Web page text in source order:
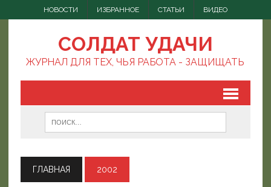
НОВОСТИ ИЗБРАННОЕ СТАТЬИ ВИДЕО
СОЛДАТ УДАЧИ
ЖУРНАЛ ДЛЯ ТЕХ, ЧЬЯ РАБОТА - ЗАЩИЩАТЬ
ГЛАВНАЯ 2002